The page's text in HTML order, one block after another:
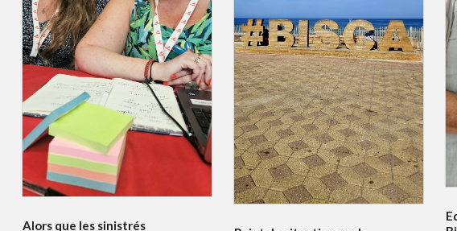
Alors que les sinistrés